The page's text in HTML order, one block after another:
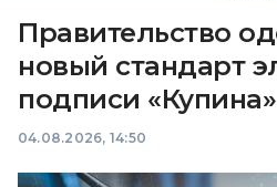
Правительство
новый стандарт
подписи «Купина»
04.08.2026, 14:50